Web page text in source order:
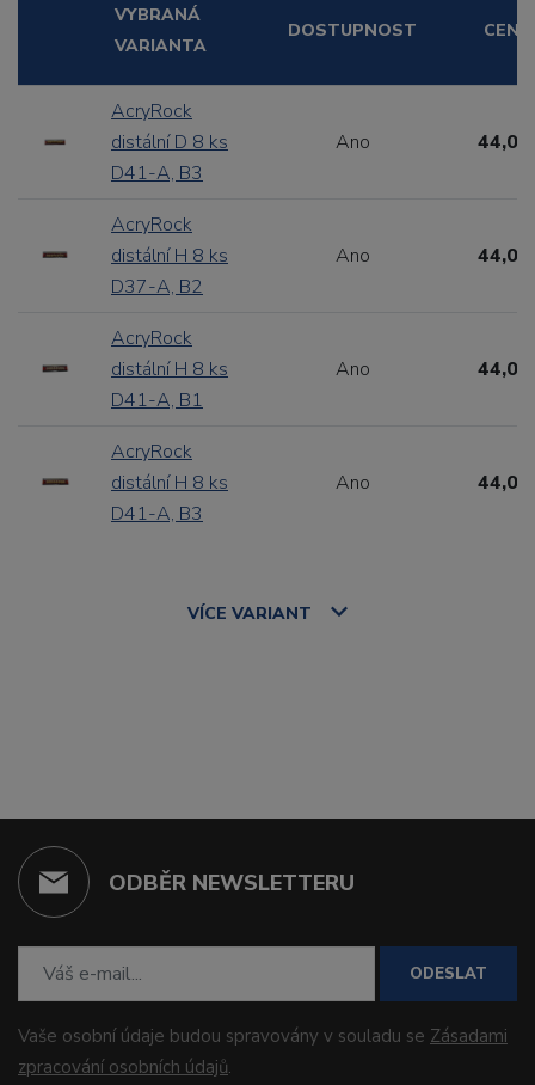
VYBRANÁ
VARIANTA
DOSTUPNOST CENA
AcryRock
distální D 8 ks
D41-A, B3
Ano 44,00
AcryRock
distální H 8 ks
D37-A, B2
Ano 44,00
AcryRock
distální H 8 ks
D41-A, B1
Ano 44,00
AcryRock
distální H 8 ks
D41-A, B3
Ano 44,00
VÍCE VARIANT
ODBĚR NEWSLETTERU
ODESLAT
Vaše osobní údaje budou spravovány v souladu se Zásadami
zpracování osobních údajů.